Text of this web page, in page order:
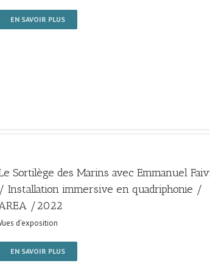
EN SAVOIR PLUS
Sortilège des Marins avec Emmanuel
/ Installation immersive en quadriphonie /
/2022
d'exposition
EN SAVOIR PLUS